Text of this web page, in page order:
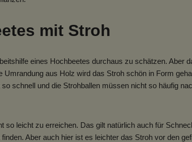
mit Stroh
eines Hochbeetes durchaus zu schätzen. Aber
Umrandung aus Holz wird das Stroh schön in Form
schnell und die Strohballen müssen nicht so häufig
so leicht zu erreichen. Das gilt natürlich auch für
Aber auch hier ist es leichter das Stroh vor den